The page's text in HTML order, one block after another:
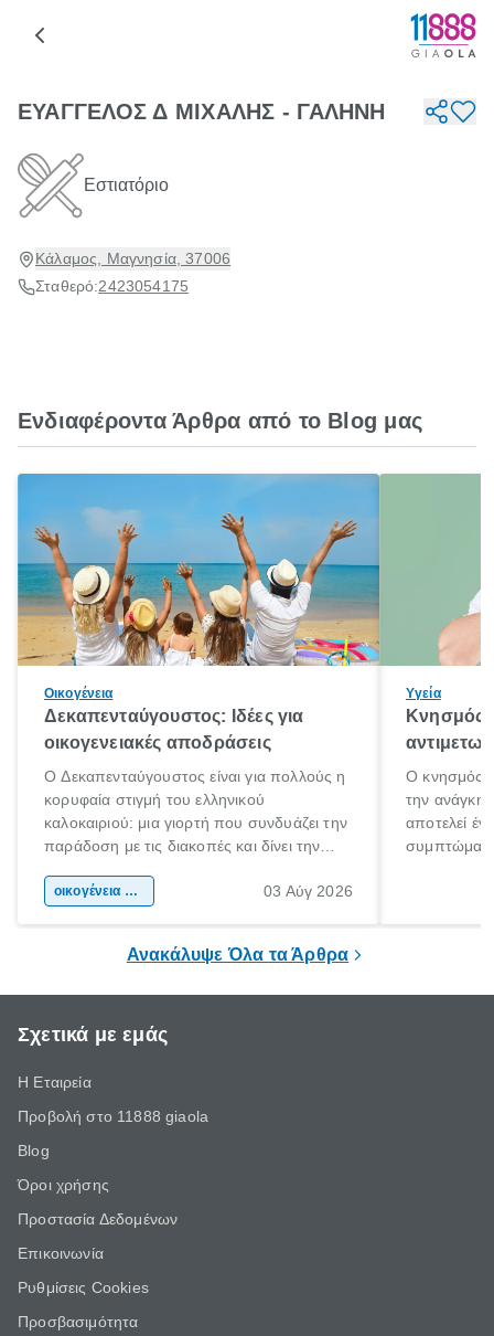
ΕΥΑΓΓΕΛΟΣ Δ ΜΙΧΑΛΗΣ - ΓΑΛΗΝΗ
Εστιατόριο
Κάλαμος, Μαγνησία, 37006
Σταθερό:2423054175
Ενδιαφέροντα Άρθρα από το Blog μας
Οικογένεια
Δεκαπενταύγουστος: Ιδέες για
οικογενειακές αποδράσεις
Ο Δεκαπενταύγουστος είναι για πολλούς η
κορυφαία στιγμή του ελληνικού
καλοκαιριού: μια γιορτή που συνδυάζει την
παράδοση με τις διακοπές και δίνει την
χώρας. Είτε πρόκειται για λίγες μέρες
οικογένεια & παιδί 03 Αύγ 2026
Υγεία
Κνησμός:
Ο κνησμός
την ανάγκη
αποτελεί
Ανακάλυψε Όλα τα Άρθρα
Σχετικά με εμάς
Η Εταιρεία
Προβολή στο 11888 giaola
Blog
Όροι χρήσης
Προστασία Δεδομένων
Επικοινωνία
Ρυθμίσεις Cookies
Προσβασιμότητα